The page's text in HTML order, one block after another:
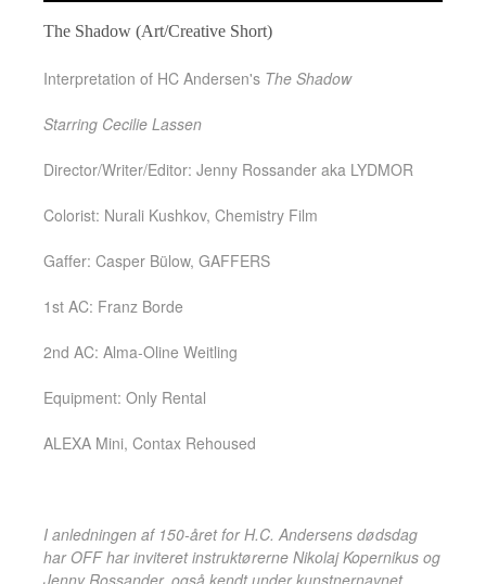
The Shadow (Art/Creative Short)
Interpretation of HC Andersen's The Shadow
Starring Cecilie Lassen
Director/Writer/Editor: Jenny Rossander aka LYDMOR
Colorist: Nurali Kushkov, Chemistry Film
Gaffer: Casper Bülow, GAFFERS
1st AC: Franz Borde
2nd AC: Alma-Oline Weitling
Equipment: Only Rental
ALEXA Mini, Contax Rehoused
I anledningen af 150-året for H.C. Andersens dødsdag
har OFF har inviteret instruktørerne Nikolaj Kopernikus og